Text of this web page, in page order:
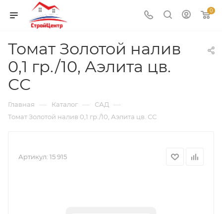
0
Томат Золотой налив
0,1 гр./10, Аэлита цв.
СС
Главная — Каталог — САД —
Томат Золотой налив 0,1 гр./10, Аэлита цв. СС
Артикул: 15 915